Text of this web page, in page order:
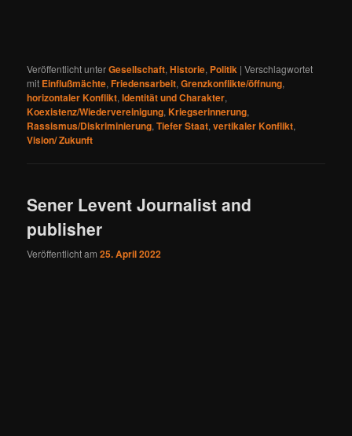
Veröffentlicht unterGesellschaft,Historie, Politik |Verschlagwortet
mit Einflußmächte,Friedensarbeit,Grenzkonflikte/öffnung,
horizontaler Konflikt,Identität und Charakter,
Koexistenz/Wiedervereinigung,Kriegserinnerung,
Rassismus/Diskriminierung,Tiefer Staat,vertikaler Konflikt,
Vision/ Zukunft
Sener Levent Journalist and
publisher
Veröffentlicht am25. April 2022